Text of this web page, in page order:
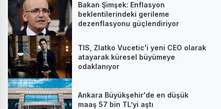
Bakan Şimşek: Enflasyon
beklentilerindeki gerileme
dezenflasyonu güçlendiriyor
TIS, Zlatko Vucetic'i yeni CEO olarak
atayarak küresel büyümeye
odaklanıyor
Ankara Büyükşehir'de en düşük
maaş 57 bin TL’yi aştı